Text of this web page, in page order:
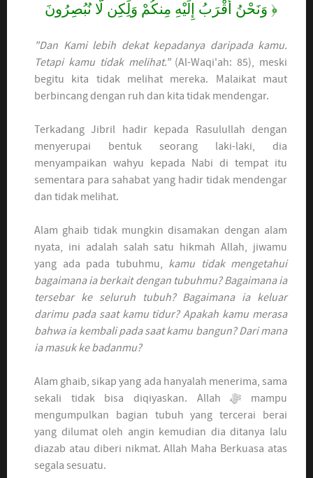
﴿ وَنَحْنُ أَقْرَبُ إِلَيْهِ مِنكُمْ وَلَِكِن لَّا نُبُصِرُونَ
"Dan Kami lebih dekat kepadanya daripada kamu.
Tetapi kamu tidak melihat."(Al-Waqi'ah: 85), meski
begitu kita tidak melihat mereka. Malaikat maut
berbincang dengan ruh dan kita tidak mendengar.
Terkadang Jibril hadir kepada Rasulullah dengan
menyerupai bentuk seorang laki-laki, dia
menyampaikan wahyu kepada Nabi di tempat itu
sementara para sahabat yang hadir tidak mendengar
dan tidak melihat.
Alam ghaib tidak mungkin disamakan dengan alam
nyata, ini adalah salah satu hikmah Allah, jiwamu
yang ada pada tubuhmu, kamu tidak mengetahui
bagaimana ia berkait dengan tubuhmu? Bagaimana ia
tersebar ke seluruh tubuh? Bagaimana ia keluar
darimu pada saat kamu tidur? Apakah kamu merasa
bahwa ia kembali pada saat kamu bangun? Dari mana
ia masuk ke badanmu?
Alam ghaib, sikap yang ada hanyalah menerima, sama
sekali tidak bisa diqiyaskan. Allah ﷻ mampu
mengumpulkan bagian tubuh yang tercerai berai
yang dilumat oleh angin kemudian dia ditanya lalu
diazab atau diberi nikmat. Allah Maha Berkuasa atas
segala sesuatu.